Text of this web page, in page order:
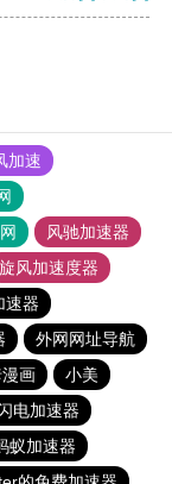
加速
风驰加速器
旋风加速度器
速器
外网网址导航
画
小美
电加速器
蚁加速器